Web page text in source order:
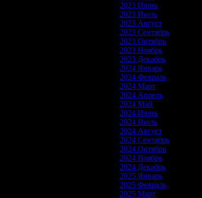
2023 Июнь
2023 Июль
2023 Август
2023 Сентябрь
2023 Октябрь
2023 Ноябрь
2023 Декабрь
2024 Январь
2024 Февраль
2024 Март
2024 Апрель
2024 Май
2024 Июнь
2024 Июль
2024 Август
2024 Сентябрь
2024 Октябрь
2024 Ноябрь
2024 Декабрь
2025 Январь
2025 Февраль
2025 Март